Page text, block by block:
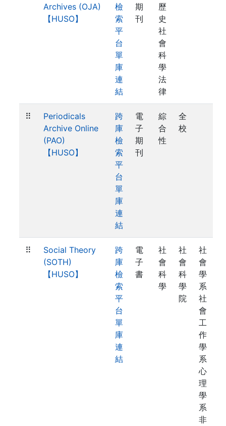
Archives (OJA)
【HUSO】
檢
索
平
台
單
庫
連
結
期
刊
歷
史
社
會
科
學
法
律
⠿
Periodicals
Archive Online
(PAO)
【HUSO】
跨
庫
檢
索
平
台
單
庫
連
結
電
子
期
刊
綜
合
性
全
校
⠿
Social Theory
(SOTH)
【HUSO】
跨
庫
檢
索
平
台
單
庫
連
結
電
子
書
社
會
科
學
社
會
科
學
院
社
會
學
系
社
會
工
作
學
系
心
理
學
系
非